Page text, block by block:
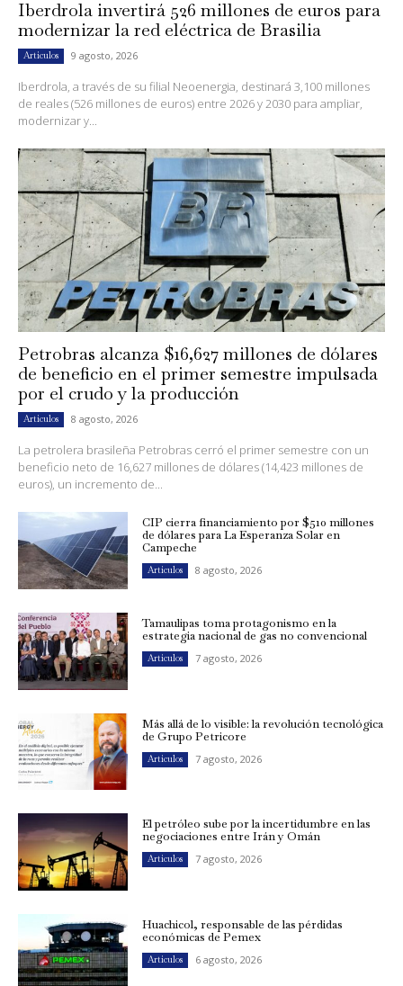
Iberdrola invertirá 526 millones de euros para
modernizar la red eléctrica de Brasilia
Artículos 9 agosto, 2026
Iberdrola, a través de su filial Neoenergia, destinará 3,100 millones
de reales (526 millones de euros) entre 2026 y 2030 para ampliar,
modernizar y...
Petrobras alcanza $16,627 millones de dólares
de beneficio en el primer semestre impulsada
por el crudo y la producción
Artículos 8 agosto, 2026
La petrolera brasileña Petrobras cerró el primer semestre con un
beneficio neto de 16,627 millones de dólares (14,423 millones de
euros), un incremento de...
CIP cierra financiamiento por $510 millones
de dólares para La Esperanza Solar en
Campeche
Artículos 8 agosto, 2026
Tamaulipas toma protagonismo en la
estrategia nacional de gas no convencional
Artículos 7 agosto, 2026
Más allá de lo visible: la revolución tecnológica
de Grupo Petricore
Artículos 7 agosto, 2026
El petróleo sube por la incertidumbre en las
negociaciones entre Irán y Omán
Artículos 7 agosto, 2026
Huachicol, responsable de las pérdidas
económicas de Pemex
Artículos 6 agosto, 2026